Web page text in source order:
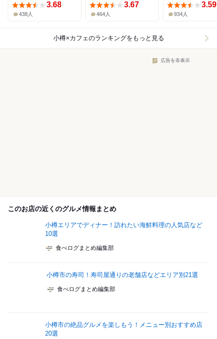
3.68
438人
3.67
464人
3.59
934人
小樽×カフェのランキングをもっと見る
広告を非表示
このお店の近くのグルメ情報まとめ
小樽エリアでディナー！訪れたい海鮮料理の人気店など
10選
食べログまとめ編集部
小樽市の寿司！寿司屋通りの老舗店などエリア別21選
食べログまとめ編集部
小樽市の絶品グルメを楽しもう！メニュー別おすすめ店
20選